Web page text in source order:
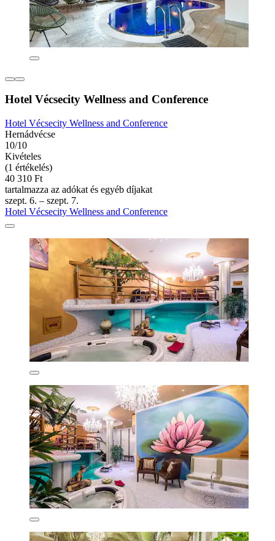
Hotel Vécsecity Wellness and Conference
Hotel Vécsecity Wellness and Conference
Hernádvécse
10/10
Kivételes
(1 értékelés)
40 310 Ft
tartalmazza az adókat és egyéb díjakat
szept. 6. – szept. 7.
Hotel Vécsecity Wellness and Conference